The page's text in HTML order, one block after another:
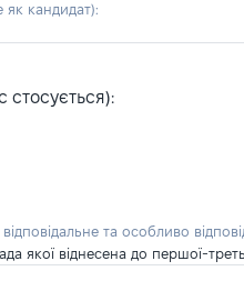
як кандидат):
стосується):
та особливо
якої віднесена до першої-